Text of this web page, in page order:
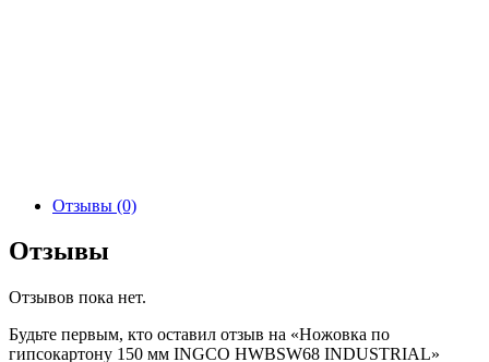
Отзывы (0)
Отзывы
Отзывов пока нет.
Будьте первым, кто оставил отзыв на «Ножовка по
гипсокартону 150 мм INGCO HWBSW68 INDUSTRIAL»